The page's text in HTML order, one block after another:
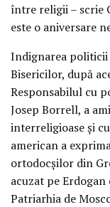
între religii – scrie
este o aniversare
Indignarea
Bisericilor, după
Responsabilul cu
Josep Borrell, a
interreligioase și
american a
ortodocșilor din
acuzat pe
Patriarhia de